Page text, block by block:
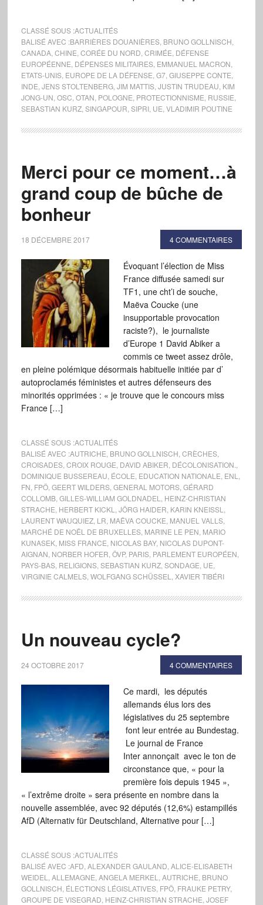
CLASSÉ SOUS :ACTUALITÉS
BALISÉ AVEC :BARRIÈRES DOUANIÈRES, BRUNO GOLLNISCH
CANADA, CHINE CORÉE DU NORD CRIMÉE DÉFENSE
EUROPÉENNE DÉPENSES MILITAIRES, EMMANUEL MACRON
ETATS-UNIS, EUROPE DE LA DÉFENSE G7, GIUSEPPE CONTE
INDE JENS STOLTENBERG, JIM MATTIS, JUSTIN TRUDEAU KIM
JONG-UN OSC OTAN POLOGNE PROTECTIONNISME RUSSIE
SEBASTIAN KURZ, SINGAPOUR SIPRI, UE VLADIMIR POUTINE
Merci pour ce moment…à
grand coup de bûche de
bonheur
18 DÉCEMBRE 2017 4 COMMENTAIRES
Évoquant l’élection de Miss
France diffusée samedi sur
TF1, une cht’i de souche,
Maëva Coucke (une
insupportable provocation
raciste?), le journaliste
d’Europe 1 David Abiker a
commis ce tweet assez drôle,
en pleine polémique désormais habituelle initiée par d’
autoproclamés féministes et autres défenseurs des
minorités opprimées : « je trouve que le concours miss
France […]
CLASSÉ SOUS :ACTUALITÉS
BALISÉ AVEC :AUTRICHE BRUNO GOLLNISCH CRÈCHES,
CROISADES, CROIX ROUGE DAVID ABIKER DÉCOLONISATION.
DOMINIQUE BUSSEREAU ÉCOLE EDUCATION NATIONALE ENL
FN FPÖ, GEERT WILDERS, GENERAL MOTORS, GÉRARD
COLLOMB, GILLES-WILLIAM GOLDNADEL
HEINZ-CHRISTIAN
STRACHE HERBERT KICKL JÖRG HAIDER KARIN KNEISSL
LAURENT WAUQUIEZ, LR MAËVA COUCKE MANUEL VALLS,
MARCHÉ DE NOËL DE BRUXELLES, MARINE LE PEN MARIO
KUNASEK, MISS FRANCE NICOLAS BAY, NICOLAS DUPONT-
AIGNAN NORBER HOFER ÖVP, PARIS, PARLEMENT EUROPÉEN
PAYS-BAS, RELIGIONS, SEBASTIAN KURZ, SONDAGE UE
VIRGINIE CALMELS, WOLFGANG SCHÜSSEL XAVIER TIBÉRI
Un nouveau cycle?
24 OCTOBRE 2017 4 COMMENTAIRES
Ce mardi, les députés
allemands élus lors des
législatives du 25 septembre
font leur entrée au Bundestag.
Le journal de France
Inter annonçait avec le ton de
circonstance que, « pour la
première fois depuis 1945 »,
« l’extrême droite » sera présente en nombre dans la
nouvelle assemblée, avec 92 députés (12,6%) estampillés
AfD (Alternativ für Deutschland, Alternative pour […]
CLASSÉ SOUS :ACTUALITÉS
BALISÉ AVEC :AFD ALEXANDER GAULAND ALICE-ELISABETH
WEIDEL
ALLEMAGNE ANGELA MERKEL AUTRICHE BRUNO
GOLLNISCH ÉLECTIONS LÉGISLATIVES, FPÖ, FRAUKE PETRY,
GROUPE DE VISEGRAD HEINZ-CHRISTIAN STRACHE JOSEF